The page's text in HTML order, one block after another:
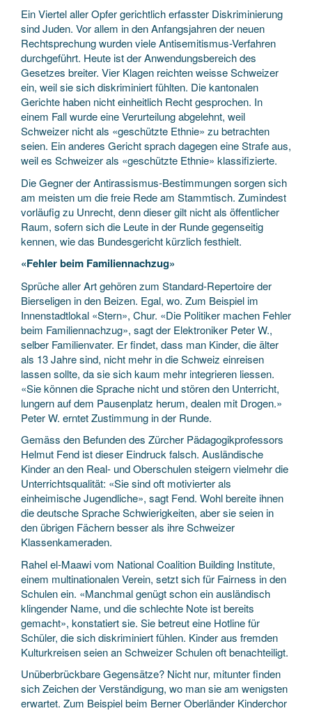
Ein Viertel aller Opfer gerichtlich erfasster Diskriminierung
sind Juden. Vor allem in den Anfangsjahren der neuen
Rechtsprechung wurden viele Antisemitismus-Verfahren
durchgeführt. Heute ist der Anwendungsbereich des
Gesetzes breiter. Vier Klagen reichten weisse Schweizer
ein, weil sie sich diskriminiert fühlten. Die kantonalen
Gerichte haben nicht einheitlich Recht gesprochen. In
einem Fall wurde eine Verurteilung abgelehnt, weil
Schweizer nicht als «geschützte Ethnie» zu betrachten
seien. Ein anderes Gericht sprach dagegen eine Strafe aus,
weil es Schweizer als «geschützte Ethnie» klassifizierte.
Die Gegner der Antirassismus-Bestimmungen sorgen sich
am meisten um die freie Rede am Stammtisch. Zumindest
vorläufig zu Unrecht, denn dieser gilt nicht als öffentlicher
Raum, sofern sich die Leute in der Runde gegenseitig
kennen, wie das Bundesgericht kürzlich festhielt.
«Fehler beim Familiennachzug»
Sprüche aller Art gehören zum Standard-Repertoire der
Bierseligen in den Beizen. Egal, wo. Zum Beispiel im
Innenstadtlokal «Stern», Chur. «Die Politiker machen Fehler
beim Familiennachzug», sagt der Elektroniker Peter W.,
selber Familienvater. Er findet, dass man Kinder, die älter
als 13 Jahre sind, nicht mehr in die Schweiz einreisen
lassen sollte, da sie sich kaum mehr integrieren liessen.
«Sie können die Sprache nicht und stören den Unterricht,
lungern auf dem Pausenplatz herum, dealen mit Drogen.»
Peter W. erntet Zustimmung in der Runde.
Gemäss den Befunden des Zürcher Pädagogikprofessors
Helmut Fend ist dieser Eindruck falsch. Ausländische
Kinder an den Real- und Oberschulen steigern vielmehr die
Unterrichtsqualität: «Sie sind oft motivierter als
einheimische Jugendliche», sagt Fend. Wohl bereite ihnen
die deutsche Sprache Schwierigkeiten, aber sie seien in
den übrigen Fächern besser als ihre Schweizer
Klassenkameraden.
Rahel el-Maawi vom National Coalition Building Institute,
einem multinationalen Verein, setzt sich für Fairness in den
Schulen ein. «Manchmal genügt schon ein ausländisch
klingender Name, und die schlechte Note ist bereits
gemacht», konstatiert sie. Sie betreut eine Hotline für
Schüler, die sich diskriminiert fühlen. Kinder aus fremden
Kulturkreisen seien an Schweizer Schulen oft benachteiligt.
Unüberbrückbare Gegensätze? Nicht nur, mitunter finden
sich Zeichen der Verständigung, wo man sie am wenigsten
erwartet. Zum Beispiel beim Berner Oberländer Kinderchor